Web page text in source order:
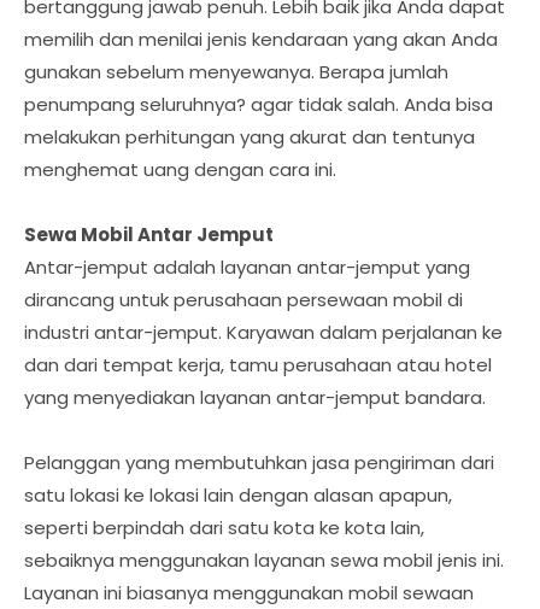
bertanggung jawab penuh. Lebih baik jika Anda dapat
memilih dan menilai jenis kendaraan yang akan Anda
gunakan sebelum menyewanya. Berapa jumlah
penumpang seluruhnya? agar tidak salah. Anda bisa
melakukan perhitungan yang akurat dan tentunya
menghemat uang dengan cara ini.
Sewa Mobil Antar Jemput
Antar-jemput adalah layanan antar-jemput yang
dirancang untuk perusahaan persewaan mobil di
industri antar-jemput. Karyawan dalam perjalanan ke
dan dari tempat kerja, tamu perusahaan atau hotel
yang menyediakan layanan antar-jemput bandara.
Pelanggan yang membutuhkan jasa pengiriman dari
satu lokasi ke lokasi lain dengan alasan apapun,
seperti berpindah dari satu kota ke kota lain,
sebaiknya menggunakan layanan sewa mobil jenis ini.
Layanan ini biasanya menggunakan mobil sewaan